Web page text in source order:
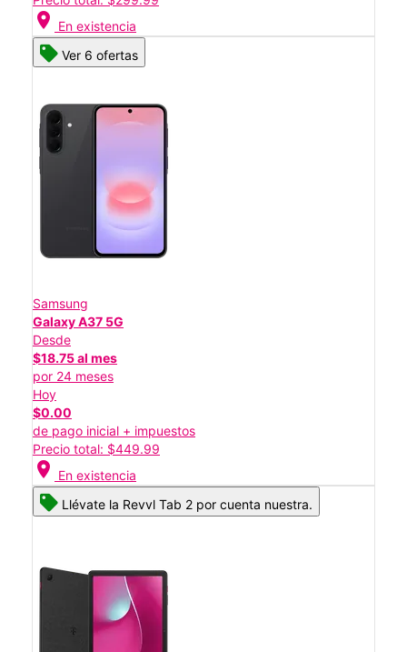
location_on En existencia
Ver 6 ofertas
Samsung
Galaxy A37 5G
Desde
$18.75 al mes
por 24 meses
Hoy
$0.00
de pago inicial + impuestos
Precio total: $449.99
location_on En existencia
Llévate la Revvl Tab 2 por cuenta nuestra.